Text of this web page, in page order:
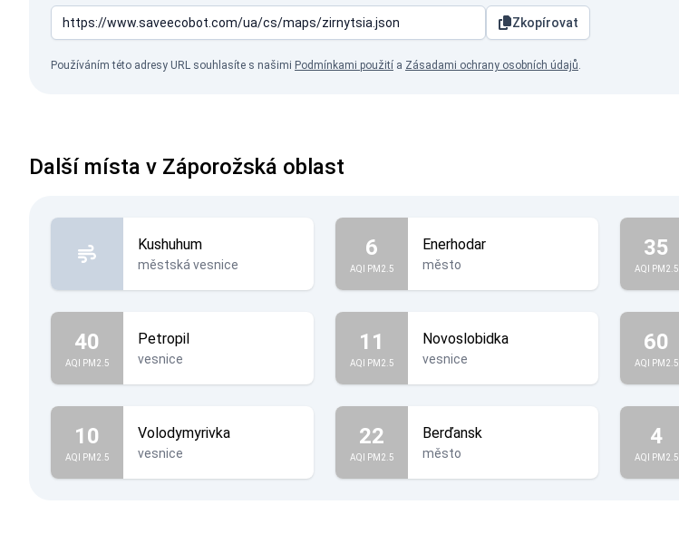
Zkopírovat
Používáním této adresy URL souhlasíte s našimi Podmínkami použití a Zásadami ochrany osobních údajů.
Další místa v Záporožská oblast
Kushuhum
městská vesnice
6
AQI PM2.5
Enerhodar
město
35
AQI PM2.5
40
AQI PM2.5
Petropil
vesnice
11
AQI PM2.5
Novoslobidka
vesnice
60
AQI PM2.5
10
AQI PM2.5
Volodymyrivka
vesnice
22
AQI PM2.5
Berďansk
město
4
AQI PM2.5